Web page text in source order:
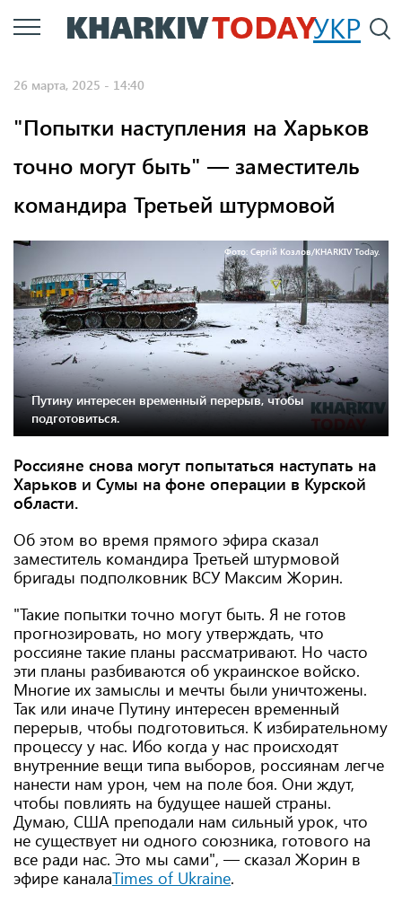
Перейти
к
УКР
26 марта, 2025 - 14:40
"Попытки наступления на Харьков
точно могут быть" — заместитель
командира Третьей штурмовой
Фото: Сергій Козлов/KHARKIV Today.
Путину интересен временный перерыв, чтобы
подготовиться.
Россияне снова могут попытаться наступать на
Харьков и Сумы на фоне операции в Курской
области.
Об этом во время прямого эфира сказал
заместитель командира Третьей штурмовой
бригады подполковник ВСУ Максим Жорин.
"Такие попытки точно могут быть. Я не готов
прогнозировать, но могу утверждать, что
россияне такие планы рассматривают. Но часто
эти планы разбиваются об украинское войско.
Многие их замыслы и мечты были уничтожены.
Так или иначе Путину интересен временный
перерыв, чтобы подготовиться. К избирательному
процессу у нас. Ибо когда у нас происходят
внутренние вещи типа выборов, россиянам легче
нанести нам урон, чем на поле боя. Они ждут,
чтобы повлиять на будущее нашей страны.
Думаю, США преподали нам сильный урок, что
не существует ни одного союзника, готового на
все ради нас. Это мы сами", — сказал Жорин в
эфире каналаTimes of Ukraine.